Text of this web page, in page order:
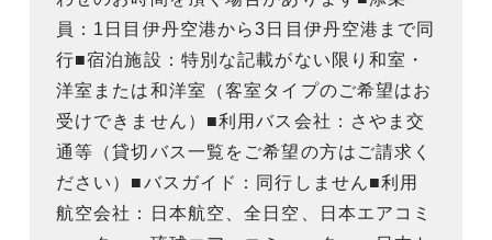
員：1日目伊丹空港から3日目伊丹空港まで同
行■宿泊施設：特別な記載がない限り和室・
洋室または和洋室（客室タイプのご希望はお
受けできません）■利用バス会社：さやま交
通等（貸切バス一覧をご希望の方はご請求く
ださい）■バスガイド：同行しません■利用
航空会社：日本航空、全日空、日本エアコミ